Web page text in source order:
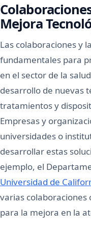
Mejora
Las colaboraciones y
fundamentales para
en el sector de la
desarrollo de nuevas
tratamientos y
Empresas y
universidades o
desarrollar estas
ejemplo, el
Universidad de
varias colaboraciones
para la mejora en la